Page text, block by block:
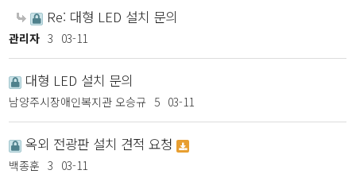
Re: 대형 LED 설치 문의
관리자 3 03-11
대형 LED 설치 문의
남양주시장애인복지관 오승규 5 03-11
옥외 전광판 설치 견적 요청
백종훈 3 03-11